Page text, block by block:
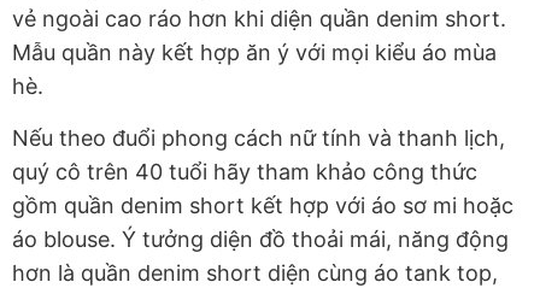
vẻ ngoài cao ráo hơn khi diện quần denim short.
Mẫu quần này kết hợp ăn ý với mọi kiểu áo mùa
hè.
Nếu theo đuổi phong cách nữ tính và thanh lịch,
quý cô trên 40 tuổi hãy tham khảo công thức
gồm quần denim short kết hợp với áo sơ mi hoặc
áo blouse. Ý tưởng diện đồ thoải mái, năng động
hơn là quần denim short diện cùng áo tank top,